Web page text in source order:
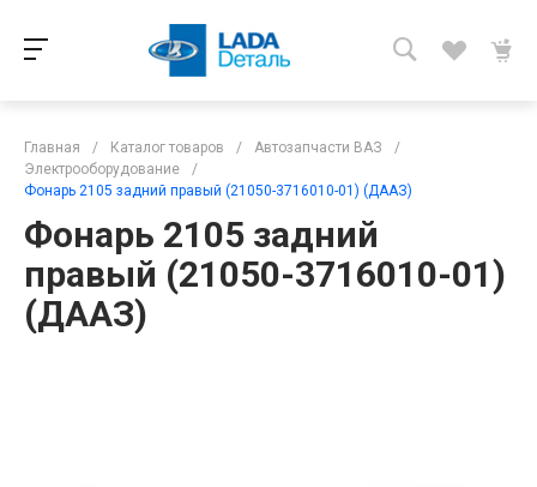
Главная / Каталог товаров / Автозапчасти ВАЗ
/
Электрооборудование
/
Фонарь 2105 задний правый (21050-3716010-01) (ДААЗ)
Фонарь 2105 задний
правый (21050-3716010-01)
(ДААЗ)